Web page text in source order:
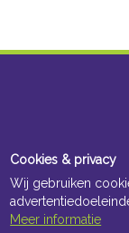
Cookies & privacy
Wij gebruiken
Meer informatie